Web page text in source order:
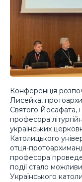
Конференція
Лисейка,
Святого Йосафата,
професора
українських
Католицького
отця-
професора
події стало
Українського